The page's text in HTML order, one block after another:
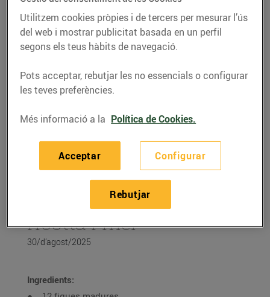
RECEPTES
Figues rostides amb
ricotta i mel
30/d’agost/2025
Ingredients:
Utilitzem cookies pròpies i de tercers per mesurar l’ús
del web i mostrar publicitat basada en un perfil
segons els teus hàbits de navegació.
Pots acceptar, rebutjar les no essencials o configurar
les teves preferències.
Més informació a la Política de Cookies.
Configurar
Rebutjar
Acceptar